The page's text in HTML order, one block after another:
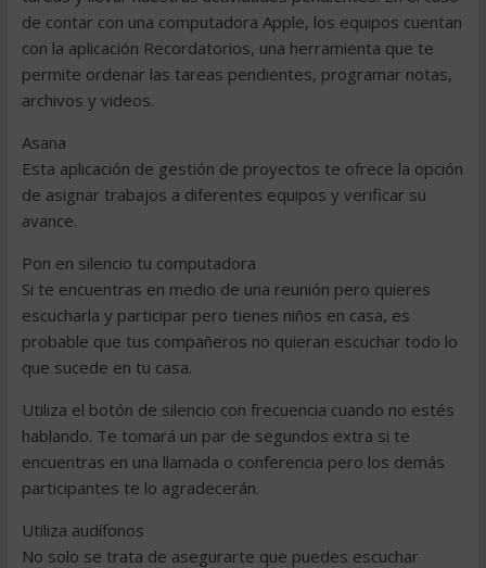
de contar con una computadora Apple, los equipos cuentan
con la aplicación Recordatorios, una herramienta que te
permite ordenar las tareas pendientes, programar notas,
archivos y videos.
Asana
Esta aplicación de gestión de proyectos te ofrece la opción
de asignar trabajos a diferentes equipos y verificar su
avance.
Pon en silencio tu computadora
Si te encuentras en medio de una reunión pero quieres
escucharla y participar pero tienes niños en casa, es
probable que tus compañeros no quieran escuchar todo lo
que sucede en tu casa.
Utiliza el botón de silencio con frecuencia cuando no estés
hablando. Te tomará un par de segundos extra si te
encuentras en una llamada o conferencia pero los demás
participantes te lo agradecerán.
Utiliza audífonos
No solo se trata de asegurarte que puedes escuchar